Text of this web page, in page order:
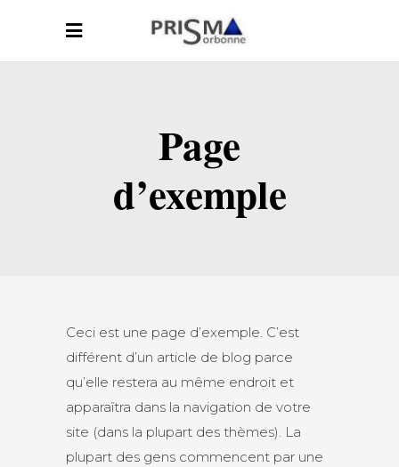
Page
d’exemple
Ceci est une page d’exemple. C’est
différent d’un article de blog parce
qu’elle restera au même endroit et
apparaîtra dans la navigation de votre
site (dans la plupart des thèmes). La
plupart des gens commencent par une